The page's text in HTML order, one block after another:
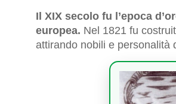
Il XIX secolo fu l’epoca
europea. Nel 1821 fu
attirando nobili e personalità